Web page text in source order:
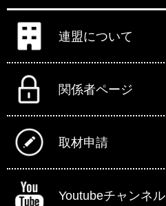
連盟について
関係者ページ
取材申請
Youtubeチャンネル